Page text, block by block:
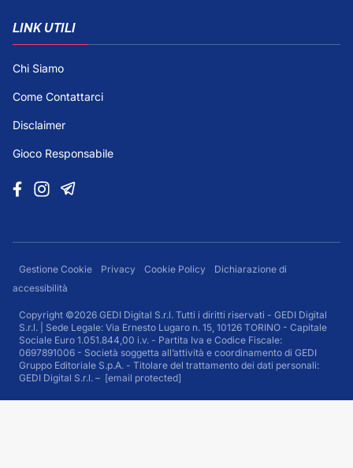
LINK UTILI
Chi Siamo
Come Contattarci
Disclaimer
Gioco Responsabile
Gestione Cookie Privacy Cookie Policy
Dichiarazione di
accessibilità
Copyright ©2026 GEDI Digital S.r.l. Tutti i diritti riservati - GEDI Digital
S.r.l. | Sede Legale: Via Ernesto Lugaro n. 15, 10126 TORINO - Capitale
Sociale Euro 1.051.844,00 i.v. - Partita Iva e Codice Fiscale:
0697891006 - Società soggetta all’attività e coordinamento di GEDI
Gruppo Editoriale S.p.A. - Titolare del trattamento dei dati personali:
GEDI Digital S.r.l. – [email protected]